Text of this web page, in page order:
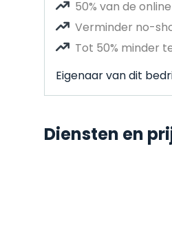
50% van de
Verminder no-
Tot 50% minder
Eigenaar van dit
Diensten en